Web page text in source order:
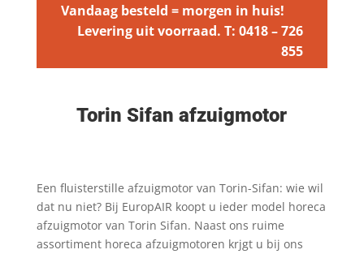
Vandaag besteld = morgen in huis!
Levering uit voorraad. T: 0418 – 726
855
Torin Sifan afzuigmotor
Een fluisterstille afzuigmotor van Torin-Sifan: wie wil
dat nu niet? Bij EuropAIR koopt u ieder model horeca
afzuigmotor van Torin Sifan. Naast ons ruime
assortiment horeca afzuigmotoren krjgt u bij ons